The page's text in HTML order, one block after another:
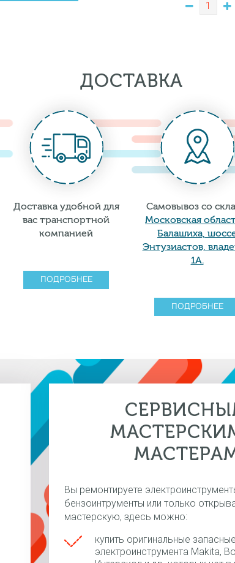
ДОСТАВКА
Доставка удобной для
вас транспортной
компанией
ПОДРОБНЕЕ
Самовывоз со
Московская
Балашиха,
Энтузиастов,
1А.
ПОДРОБНЕЕ
Вы ремонтируете
бензоинтрументы или только
мастерскую, здесь можно:
купить оригинальные
электроинструмента Makita,